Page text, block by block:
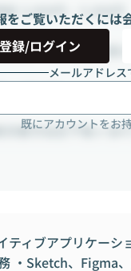
をご覧いただくには
録/ログイン
メールアドレス
既にアカウントをお
給 3,000円 ~ 5,000円
時間 ~ 100時間（週
東京都渋谷区千駄ヶ
ティブアプリケー
・Sketch、